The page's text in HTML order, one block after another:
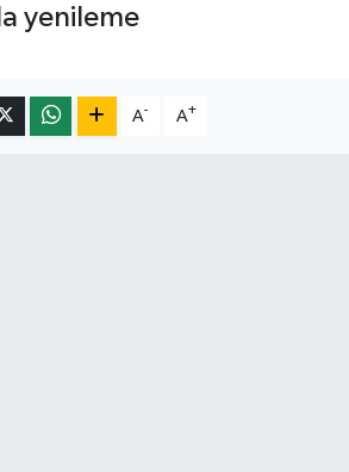
yenileme
A- A+